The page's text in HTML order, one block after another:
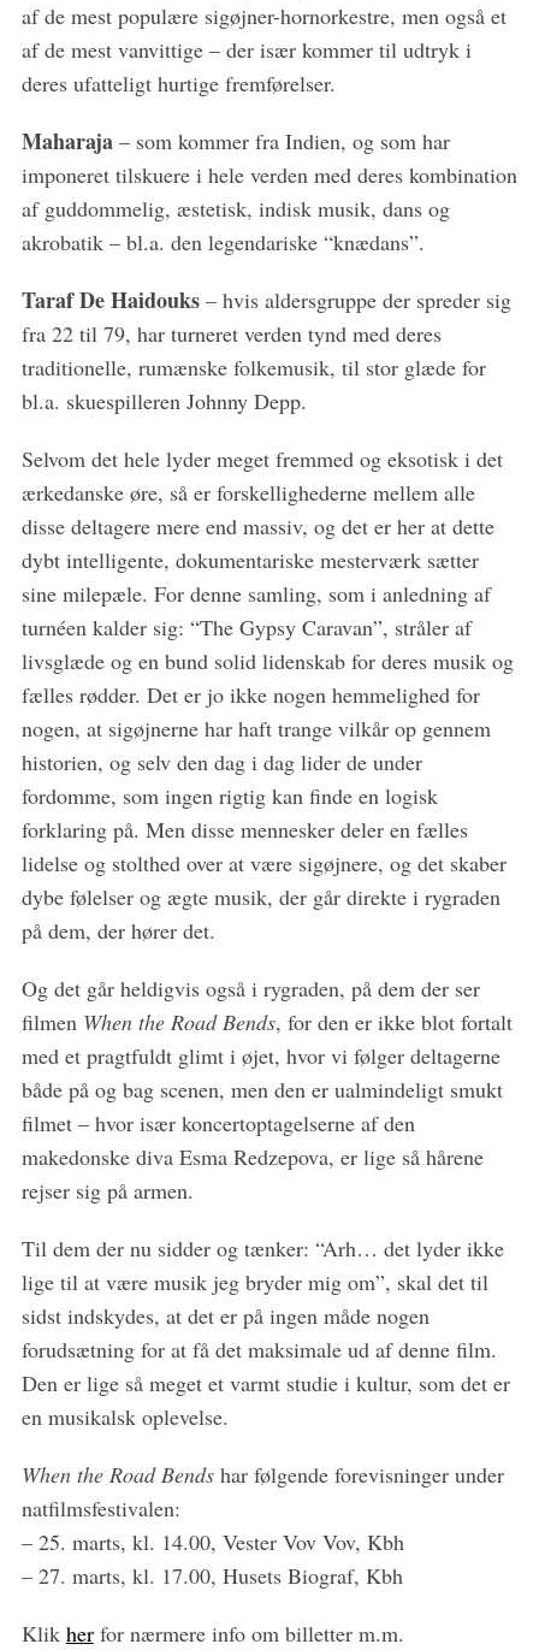
af de mest populære sigøjner-hornorkestre, men også et
af de mest vanvittige – der især kommer til udtryk i
deres ufatteligt hurtige fremførelser.
Maharaja – som kommer fra Indien, og som har
imponeret tilskuere i hele verden med deres kombination
af guddommelig, æstetisk, indisk musik, dans og
akrobatik – bl.a. den legendariske “knædans”.
Taraf De Haidouks– hvis aldersgruppe der spreder sig
fra 22 til 79, har turneret verden tynd med deres
traditionelle, rumænske folkemusik, til stor glæde for
bl.a. skuespilleren Johnny Depp.
Selvom det hele lyder meget fremmed og eksotisk i det
ærkedanske øre, så er forskellighederne mellem alle
disse deltagere mere end massiv, og det er her at dette
dybt intelligente, dokumentariske mesterværk sætter
sine milepæle. For denne samling, som i anledning af
turnéen kalder sig: “The Gypsy Caravan”, stråler af
livsglæde og en bund solid lidenskab for deres musik og
fælles rødder. Det er jo ikke nogen hemmelighed for
nogen, at sigøjnerne har haft trange vilkår op gennem
historien, og selv den dag i dag lider de under
fordomme, som ingen rigtig kan finde en logisk
forklaring på. Men disse mennesker deler en fælles
lidelse og stolthed over at være sigøjnere, og det skaber
dybe følelser og ægte musik, der går direkte i rygraden
på dem, der hører det.
Og det går heldigvis også i rygraden, på dem der ser
filmen When the Road Bends, for den er ikke blot fortalt
med et pragtfuldt glimt i øjet, hvor vi følger deltagerne
både på og bag scenen, men den er ualmindeligt smukt
filmet – hvor især koncertoptagelserne af den
makedonske diva Esma Redzepova, er lige så hårene
rejser sig på armen.
Til dem der nu sidder og tænker: “Arh… det lyder ikke
lige til at være musik jeg bryder mig om”, skal det til
sidst indskydes, at det er på ingen måde nogen
forudsætning for at få det maksimale ud af denne film.
Den er lige så meget et varmt studie i kultur, som det er
en musikalsk oplevelse.
When the Road Bends har følgende forevisninger under
natfilmsfestivalen:
– 25. marts, kl. 14.00, Vester Vov Vov, Kbh
– 27. marts, kl. 17.00, Husets Biograf, Kbh
Klik herfor nærmere info om billetter m.m.